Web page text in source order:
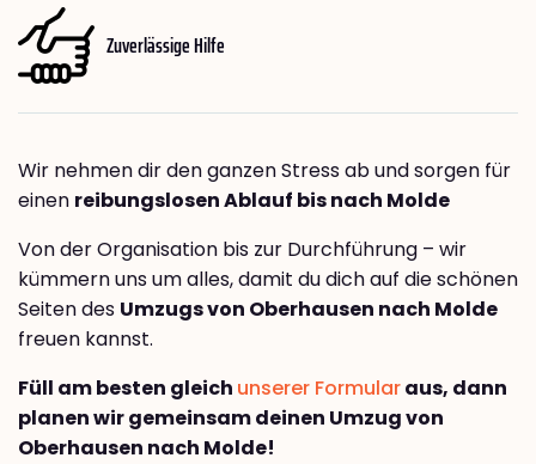
Zuverlässige Hilfe
Wir nehmen dir den ganzen Stress ab und sorgen für
einen reibungslosen Ablauf bis nach Molde
Von der Organisation bis zur Durchführung – wir
kümmern uns um alles, damit du dich auf die schönen
Seiten des Umzugs von Oberhausen nach Molde
freuen kannst.
Füll am besten gleich unserer Formularaus, dann
planen wir gemeinsam deinen Umzug von
Oberhausen nach Molde!